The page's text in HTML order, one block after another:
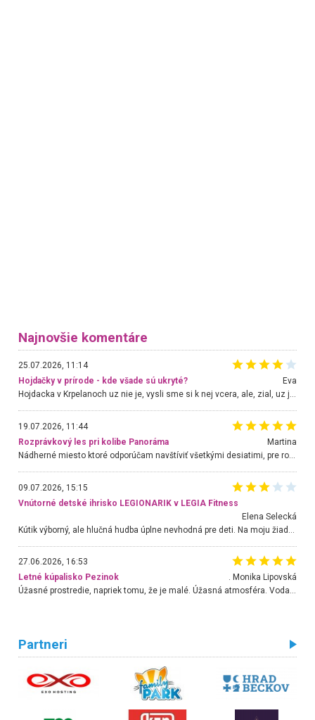
Najnovšie komentáre
25.07.2026, 11:14
Hojdačky v prírode - kde všade sú ukryté?
Eva
Hojdacka v Krpelanoch uz nie je, vysli sme si k nej vcera, ale, zial, uz je znicena. Ak sem planujete cestu len kvoli hojdacke, mozete si ju usetrit. Krasny vyhlad je tu vsak aj bez hojdacky :-)
19.07.2026, 11:44
Rozprávkový les pri kolibe Panoráma
Martina
Nádherné miesto ktoré odporúčam navštíviť všetkými desiatimi, pre rodiny s deťmi, dôchodcom... Proste a jednoducho ozaj rozprávkový les.. určite ešte prídeme. Odniesli sme si na pamiatku krásne tričká,
09.07.2026, 15:15
Vnútorné detské ihrisko LEGIONARIK v LEGIA Fitness
Elena Selecká
27.06.2026, 16:53
Letné kúpalisko Pezinok
. Monika Lipovská
Úžasné prostredie, napriek tomu, že je malé. Úžasná atmosféra. Voda fantastická a nádherná. Ľudí je pomerne veľa, ale su mili a ohľaduplní. Je veľmi zaujímavé sledovať, ako dokážu spolu športovať cudzí ľudia a bez ohľadu na vek. Vládne tu pohoda. Vnuka neviem dostať z vody. Ďakujem za krásny deň . Urcite sa sem vrátim. Jediný problém je s parkovaním, ale aj ten sa mi podarilo vyriešiť. Monika Bratislava
Partneri